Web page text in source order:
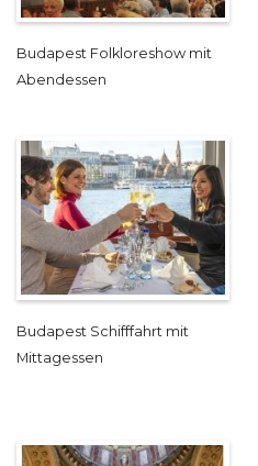
Budapest Folkloreshow mit
Abendessen
Budapest Schifffahrt mit
Mittagessen